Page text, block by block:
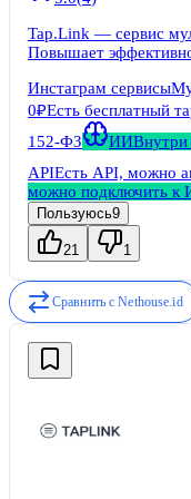
Tap.Link — сервис
Повышает
Инстаграм сервисы
0₽Есть бесплатный
152-ФЗ
ИИВнутри
APIЕсть API, можно
можно подключить к
Пользуюсь9
21 1
Сравнить сNethouse.id